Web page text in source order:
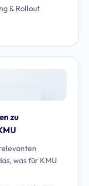
& Rollout
zu
was für KMU